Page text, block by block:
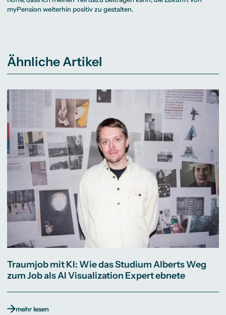
myPension weiterhin positiv zu gestalten.
Ähnliche Artikel
Traumjob mit KI: Wie das Studium Alberts Weg
zum Job als AI Visualization Expert ebnete
mehr lesen